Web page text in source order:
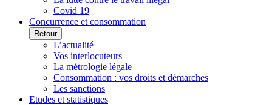
Covid 19
Concurrence et consommation
Retour
L’actualité
Vos interlocuteurs
La métrologie légale
Consommation : vos droits et démarches
Les sanctions
Etudes et statistiques